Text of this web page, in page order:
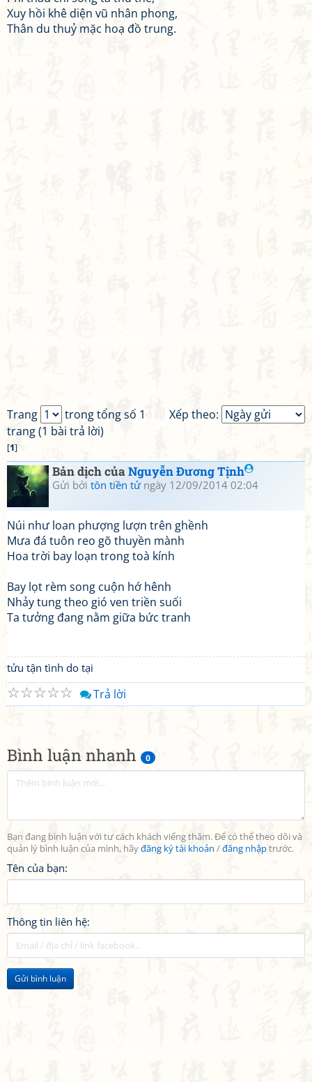
Bình luận nhanh 0
Bạn đang bình luận với tư cách khách viếng thăm. Để có thể theo dõi và
quản lý bình luận của mình, hãyđăng ký tài khoản /đăng nhậptrước.
Tên của bạn:
Thông tin liên hệ:
Gửi bình luận
Xuy hồi khê diện vũ nhân phong,
Thân du thuỷ mặc hoạ đồ trung.
Xếp theo:
Trang
trong tổng số 1
trang (1 bài trả lời)
[1]
Bản dịch củaNguyễn Đương Tịnh
Gửi bởi tôn tiền tửngày 12/09/2014 02:04
Núi như loan phượng lượn trên ghềnh
Mưa đá tuôn reo gõ thuyền mành
Hoa trời bay loạn trong toà kính
Bay lọt rèm song cuộn hớ hênh
Nhảy tung theo gió ven triền suối
Ta tưởng đang nằm giữa bức tranh
tửu tận tình do tại
☆
☆
☆
☆
☆ Trả lời